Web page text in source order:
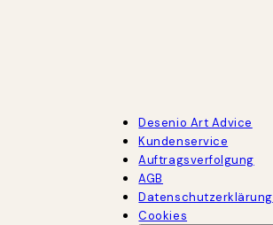
Desenio Art Advice
Kundenservice
Auftragsverfolgung
AGB
Datenschutzerklärung
Cookies